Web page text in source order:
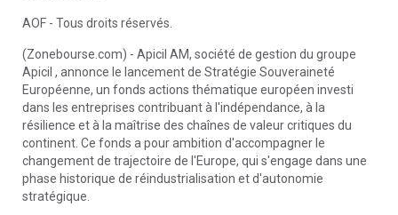
AOF - Tous droits réservés.
(Zonebourse.com) - Apicil AM, société de gestion du groupe
Apicil , annonce le lancement de Stratégie Souveraineté
Européenne, un fonds actions thématique européen investi
dans les entreprises contribuant à l'indépendance, à la
résilience et à la maîtrise des chaînes de valeur critiques du
continent. Ce fonds a pour ambition d'accompagner le
changement de trajectoire de l'Europe, qui s'engage dans une
phase historique de réindustrialisation et d'autonomie
stratégique.